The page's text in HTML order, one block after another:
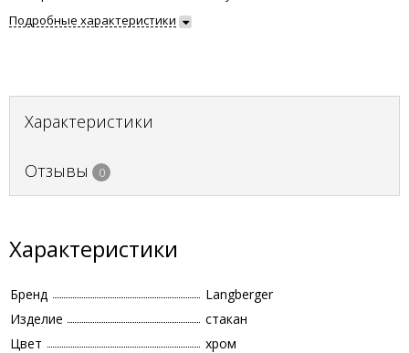
Подробные характеристики
Характеристики
Отзывы 0
Характеристики
Бренд
Langberger
Изделие
стакан
Цвет
хром